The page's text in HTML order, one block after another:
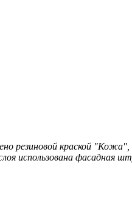
резиновой краской
использована фасадная